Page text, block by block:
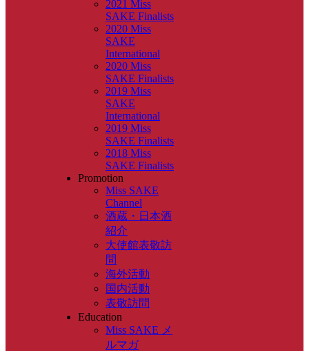
2021 Miss
SAKE Finalists
2020 Miss
SAKE
International
2020 Miss
SAKE Finalists
2019 Miss
SAKE
International
2019 Miss
SAKE Finalists
2018 Miss
SAKE Finalists
Promotion
Miss SAKE
Channel
酒蔵・日本酒
紹介
大使館表敬訪
問
海外活動
国内活動
表敬訪問
Education
Miss SAKE メ
ルマガ